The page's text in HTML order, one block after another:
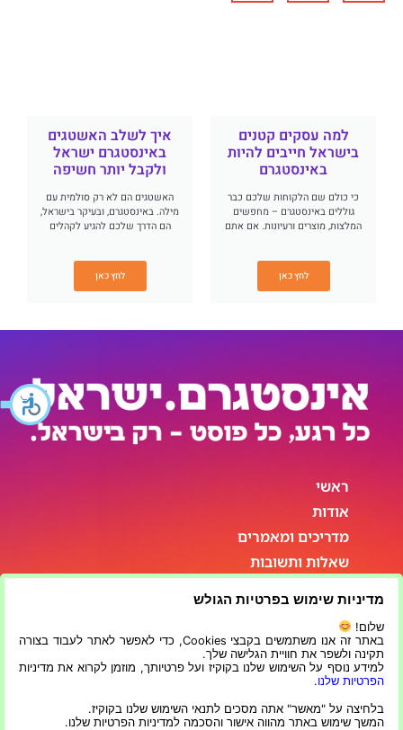
למה עסקים קטנים
בישראל חייבים להיות
באינסטגרם
כי כולם שם הלקוחות שלכם כבר
גוללים באינסטגרם – מחפשים
המלצות, מוצרים ורעיונות. אם אתם
לחץ כאן
איך לשלב האשטגים
באינסטגרם ישראל
ולקבל יותר חשיפה
האשטגים הם לא רק סולמית עם
מילה. באינסטגרם, ובעיקר בישראל,
הם הדרך שלכם להגיע לקהלים
לחץ כאן
ראשי
אודות
מדריכים ומאמרים
שאלות ותשובות
מדיניות שימוש בפרטיות הגולש
שלום!
באתר זה אנו משתמשים בקבצי Cookies, כדי לאפשר לאתר לעבוד בצורה
תקינה ולשפר את חוויית הגלישה שלך.
למידע נוסף על השימוש שלנו בקוקיז ועל פרטיותך, מוזמן לקרוא את מדיניות
הפרטיות שלנו.
בלחיצה על "מאשר" אתה מסכים לתנאי השימוש שלנו בקוקיז.
המשך שימוש באתר מהווה אישור והסכמה למדיניות הפרטיות שלנו.